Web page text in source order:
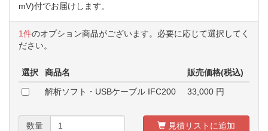
mV)付でお届けします。
1件のオプション商品がございます。必要に応じて選択してく
ださい。
選択 商品名
販売価格(税込)
解析ソフト・USBケーブル IFC200
33,000 円
数量 見積リストに追加